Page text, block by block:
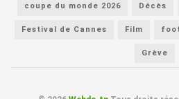
coupe du monde 2026 Décès
Festival de Cannes Film
Grève